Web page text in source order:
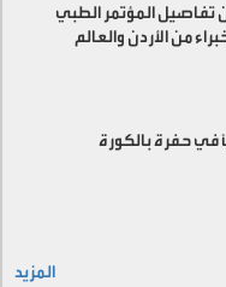
المؤتمر الطبي
من الأردن والعالم
في حفرة بالكورة
المزيد